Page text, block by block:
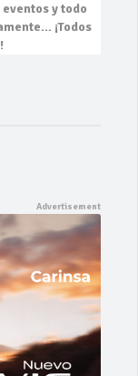
y todo
¡Todos